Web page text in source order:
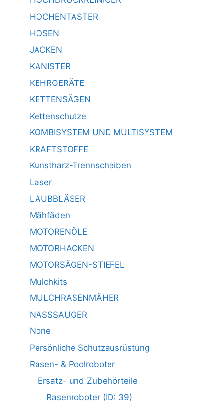
HOCHENTASTER
HOSEN
JACKEN
KANISTER
KEHRGERÄTE
KETTENSÄGEN
Kettenschutze
KOMBISYSTEM UND MULTISYSTEM
KRAFTSTOFFE
Kunstharz-Trennscheiben
Laser
LAUBBLÄSER
Mähfäden
MOTORENÖLE
MOTORHACKEN
MOTORSÄGEN-STIEFEL
Mulchkits
MULCHRASENMÄHER
NASSSAUGER
None
Persönliche Schutzausrüstung
Rasen- & Poolroboter
Ersatz- und Zubehörteile
Rasenroboter (ID: 39)